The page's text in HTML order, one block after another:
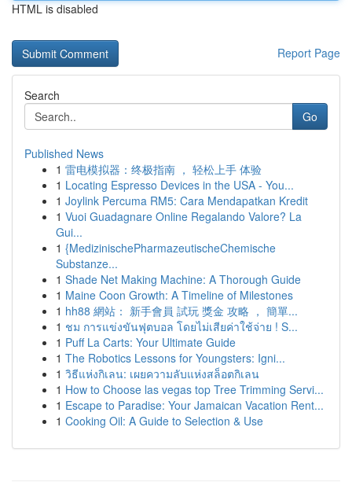
HTML is disabled
Report Page
Search
Go
Published News
1 雷电模拟器：终极指南 ， 轻松上手 体验
1 Locating Espresso Devices in the USA - You...
1 Joylink Percuma RM5: Cara Mendapatkan Kredit
1 Vuoi Guadagnare Online Regalando Valore? La
Gui...
1 {MedizinischePharmazeutischeChemische
Substanze...
1 Shade Net Making Machine: A Thorough Guide
1 Maine Coon Growth: A Timeline of Milestones
1 hh88 網站： 新手會員 試玩 獎金 攻略 ， 簡單...
1 ชม การแข่งขันฟุตบอล โดยไม่เสียค่าใช้จ่าย ! S...
1 Puff La Carts: Your Ultimate Guide
1 The Robotics Lessons for Youngsters: Igni...
1 วิธีแห่งกิเลน: เผยความลับแห่งสล็อตกิเลน
1 How to Choose las vegas top Tree Trimming Servi...
1 Escape to Paradise: Your Jamaican Vacation Rent...
1 Cooking Oil: A Guide to Selection & Use